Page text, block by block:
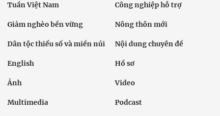
Tuần Việt Nam Công nghiệp hỗ trợ
Giảm nghèo bền vững Nông thôn mới
Dân tộc thiểu số và miền núi Nội dung chuyên đề
English Hồ sơ
Ảnh Video
Multimedia Podcast